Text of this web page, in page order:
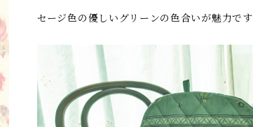
セージ色の優しいグリーンの色合いが魅力です